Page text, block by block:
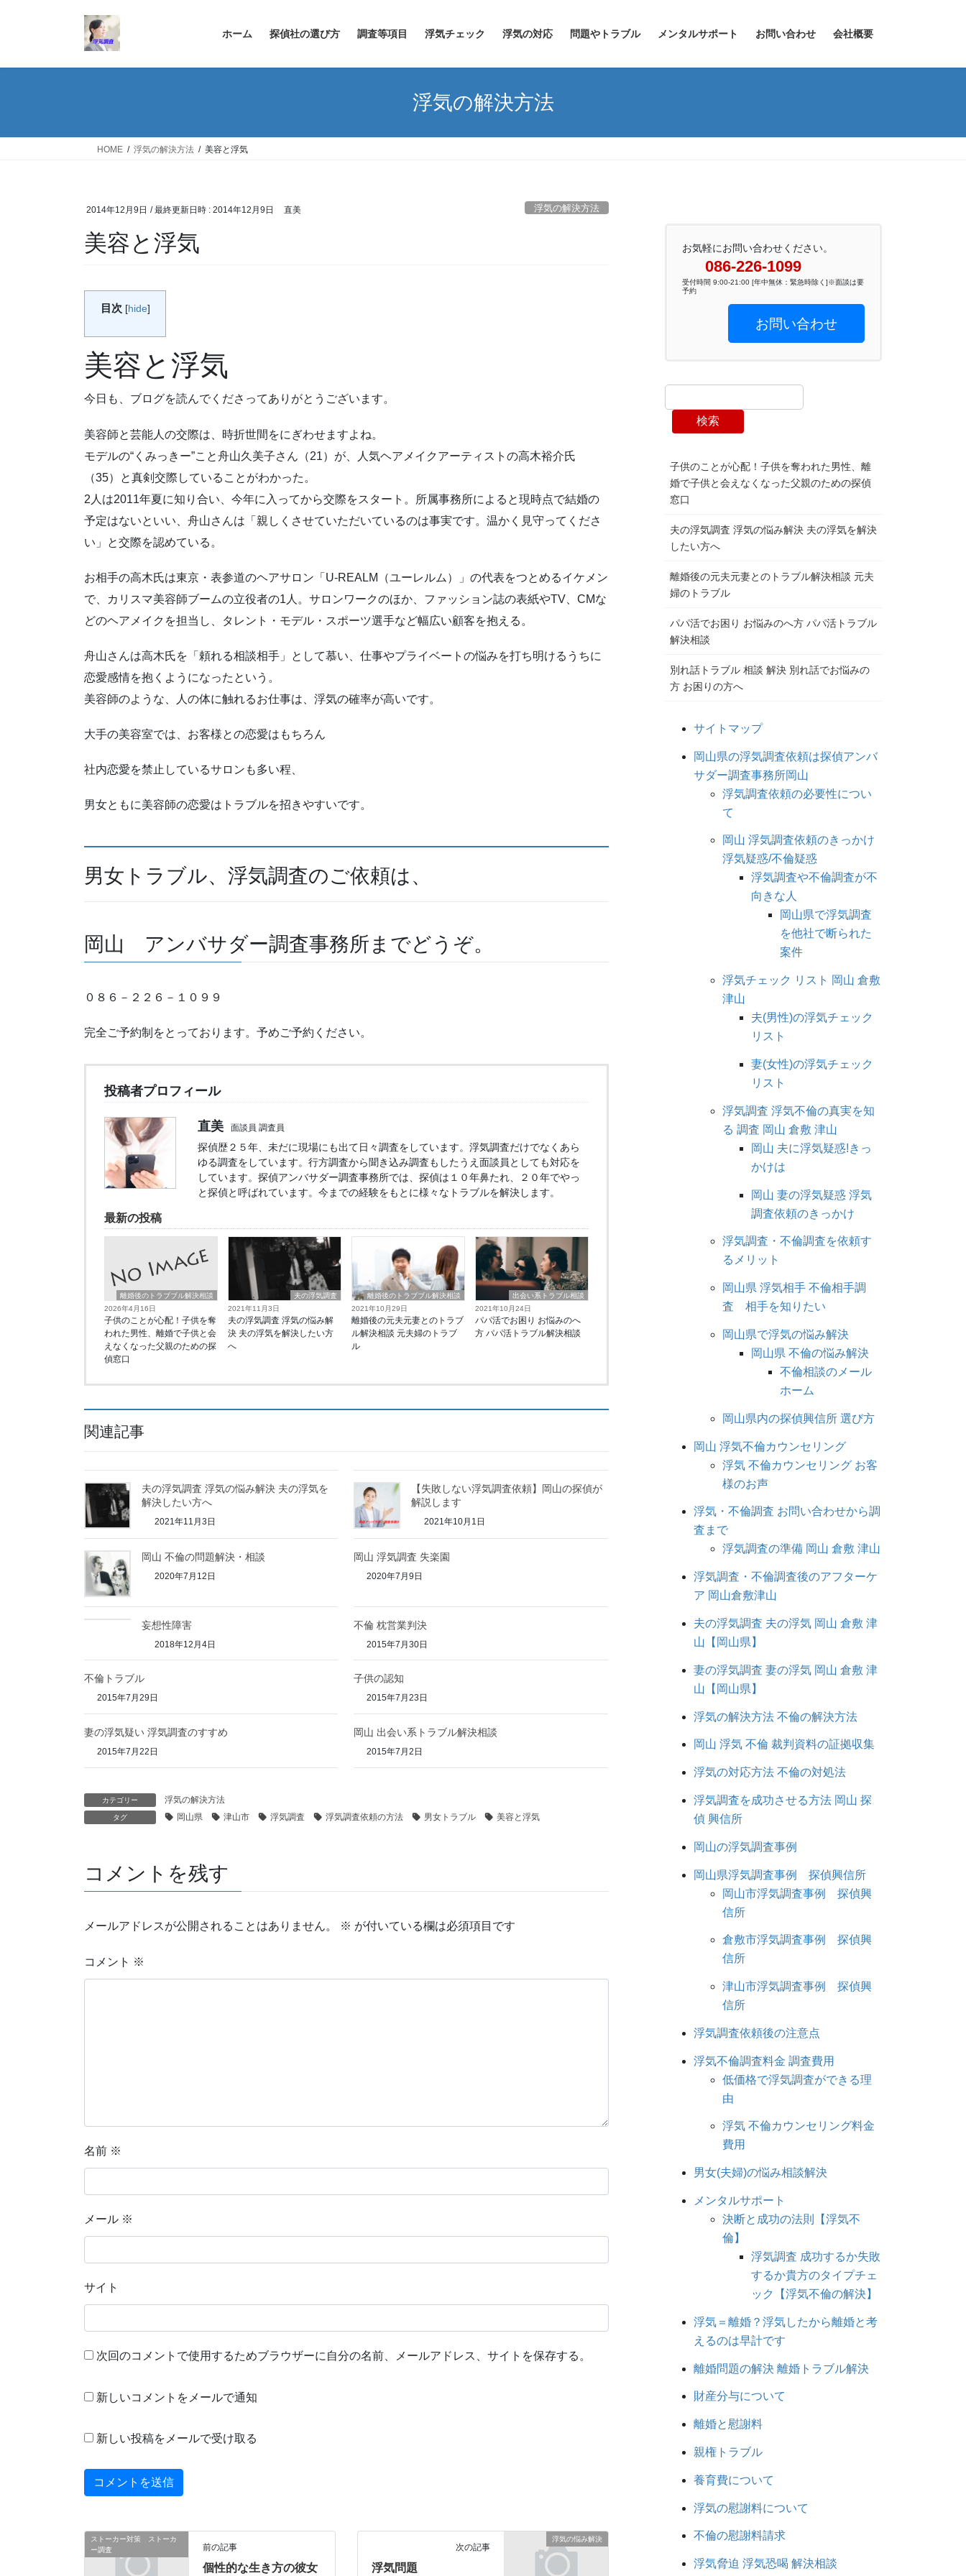
ホーム 探偵社の選び方 調査等項目 浮気チェック 浮気の対応 問題やトラブル メンタルサポート お問い合わせ 会社概要
浮気の解決方法
HOME 浮気の解決方法 美容と浮気
2014年12月9日 / 最終更新日時 : 2014年12月9日 直美 浮気の解決方法
美容と浮気
目次 [hide]
美容と浮気
今日も、ブログを読んでくださってありがとうございます。
美容師と芸能人の交際は、時折世間をにぎわせますよね。
モデルの“くみっきー”こと舟山久美子さん（21）が、人気ヘアメイクアーティストの高木裕介氏
（35）と真剣交際していることがわかった。
2人は2011年夏に知り合い、今年に入ってから交際をスタート。所属事務所によると現時点で結婚の
予定はないといい、舟山さんは「親しくさせていただいているのは事実です。温かく見守ってくださ
い」と交際を認めている。
お相手の高木氏は東京・表参道のヘアサロン「U-REALM（ユーレルム）」の代表をつとめるイケメン
で、カリスマ美容師ブームの立役者の1人。サロンワークのほか、ファッション誌の表紙やTV、CMな
どのヘアメイクを担当し、タレント・モデル・スポーツ選手など幅広い顧客を抱える。
舟山さんは高木氏を「頼れる相談相手」として慕い、仕事やプライベートの悩みを打ち明けるうちに
恋愛感情を抱くようになったという。
美容師のような、人の体に触れるお仕事は、浮気の確率が高いです。
大手の美容室では、お客様との恋愛はもちろん
社内恋愛を禁止しているサロンも多い程、
男女ともに美容師の恋愛はトラブルを招きやすいです。
男女トラブル、浮気調査のご依頼は、
岡山 アンバサダー調査事務所までどうぞ。
０８６－２２６－１０９９
完全ご予約制をとっております。予めご予約ください。
投稿者プロフィール
直美 面談員 調査員
探偵歴２５年、未だに現場にも出て日々調査をしています。浮気調査だけでなくあら
ゆる調査をしています。行方調査から聞き込み調査もしたうえ面談員としても対応を
しています。探偵アンバサダー調査事務所では、探偵は１０年鼻たれ、２０年でやっ
と探偵と呼ばれています。今までの経験をもとに様々なトラブルを解決します。
最新の投稿
離婚後のトラブブル解決相談
2026年4月16日
子供のことが心配！子供を奪
われた男性、離婚で子供と会
えなくなった父親のための探
偵窓口
夫の浮気調査
2021年11月3日
夫の浮気調査 浮気の悩み解
決 夫の浮気を解決したい方
へ
離婚後のトラブブル解決相談
2021年10月29日
離婚後の元夫元妻とのトラブ
ル解決相談 元夫婦のトラブ
ル
出会い系トラブル相談
2021年10月24日
パパ活でお困り お悩みのへ
方 パパ活トラブル解決相談
関連記事
夫の浮気調査 浮気の悩み解決 夫の浮気を
解決したい方へ
2021年11月3日
【失敗しない浮気調査依頼】岡山の探偵が
解説します
2021年10月1日
岡山 不倫の問題解決・相談
2020年7月12日
岡山 浮気調査 失楽園
2020年7月9日
妄想性障害
2018年12月4日
不倫 枕営業判決
2015年7月30日
不倫トラブル
2015年7月29日
子供の認知
2015年7月23日
妻の浮気疑い 浮気調査のすすめ
2015年7月22日
岡山 出会い系トラブル解決相談
2015年7月2日
カテゴリー 浮気の解決方法
タグ 岡山県 津山市 浮気調査 浮気調査依頼の方法 男女トラブル 美容と浮気
コメントを残す
メールアドレスが公開されることはありません。 ※ が付いている欄は必須項目です
コメント ※
名前 ※
メール ※
サイト
次回のコメントで使用するためブラウザーに自分の名前、メールアドレス、サイトを保存する。
新しいコメントをメールで通知
新しい投稿をメールで受け取る
ストーカー対策 ストーカ
ー調査
前の記事
個性的な生き方の彼女
浮気の悩み解決
次の記事
浮気問題
お気軽にお問い合わせください。
086-226-1099
受付時間 9:00-21:00 [年中無休：緊急時除く]※面談は要
予約
お問い合わせ
検索
子供のことが心配！子供を奪われた男性、離
婚で子供と会えなくなった父親のための探偵
窓口
夫の浮気調査 浮気の悩み解決 夫の浮気を解決
したい方へ
離婚後の元夫元妻とのトラブル解決相談 元夫
婦のトラブル
パパ活でお困り お悩みのへ方 パパ活トラブル
解決相談
別れ話トラブル 相談 解決 別れ話でお悩みの
方 お困りの方へ
サイトマップ
岡山県の浮気調査依頼は探偵アンバ
サダー調査事務所岡山
浮気調査依頼の必要性につい
て
岡山 浮気調査依頼のきっかけ
浮気疑惑/不倫疑惑
浮気調査や不倫調査が不
向きな人
岡山県で浮気調査
を他社で断られた
案件
浮気チェック リスト 岡山 倉敷
津山
夫(男性)の浮気チェック
リスト
妻(女性)の浮気チェック
リスト
浮気調査 浮気不倫の真実を知
る 調査 岡山 倉敷 津山
岡山 夫に浮気疑惑!きっ
かけは
岡山 妻の浮気疑惑 浮気
調査依頼のきっかけ
浮気調査・不倫調査を依頼す
るメリット
岡山県 浮気相手 不倫相手調
査 相手を知りたい
岡山県で浮気の悩み解決
岡山県 不倫の悩み解決
不倫相談のメール
ホーム
岡山県内の探偵興信所 選び方
岡山 浮気不倫カウンセリング
浮気 不倫カウンセリング お客
様のお声
浮気・不倫調査 お問い合わせから調
査まで
浮気調査の準備 岡山 倉敷 津山
浮気調査・不倫調査後のアフターケ
ア 岡山倉敷津山
夫の浮気調査 夫の浮気 岡山 倉敷 津
山【岡山県】
妻の浮気調査 妻の浮気 岡山 倉敷 津
山【岡山県】
浮気の解決方法 不倫の解決方法
岡山 浮気 不倫 裁判資料の証拠収集
浮気の対応方法 不倫の対処法
浮気調査を成功させる方法 岡山 探
偵 興信所
岡山の浮気調査事例
岡山県浮気調査事例 探偵興信所
岡山市浮気調査事例 探偵興
信所
倉敷市浮気調査事例 探偵興
信所
津山市浮気調査事例 探偵興
信所
浮気調査依頼後の注意点
浮気不倫調査料金 調査費用
低価格で浮気調査ができる理
由
浮気 不倫カウンセリング料金
費用
男女(夫婦)の悩み相談解決
メンタルサポート
決断と成功の法則【浮気不
倫】
浮気調査 成功するか失敗
するか貴方のタイプチェ
ック【浮気不倫の解決】
浮気＝離婚？浮気したから離婚と考
えるのは早計です
離婚問題の解決 離婚トラブル解決
財産分与について
離婚と慰謝料
親権トラブル
養育費について
浮気の慰謝料について
不倫の慰謝料請求
浮気脅迫 浮気恐喝 解決相談